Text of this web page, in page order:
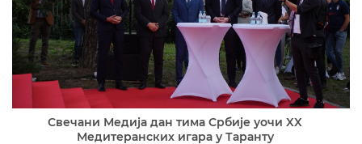
Свечани Медија дан тима Србије уочи XX
Медитеранских игара у Таранту